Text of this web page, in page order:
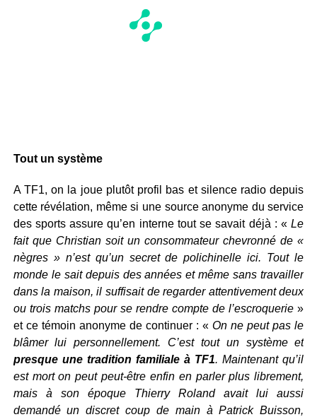
Tout un système
A TF1, on la joue plutôt profil bas et silence radio depuis
cette révélation, même si une source anonyme du service
des sports assure qu’en interne tout se savait déjà : «Le
fait que Christian soit un consommateur chevronné de «
nègres » n’est qu’un secret de polichinelle ici. Tout le
monde le sait depuis des années et même sans travailler
dans la maison, il suffisait de regarder attentivement deux
ou trois matchs pour se rendre compte de l’escroquerie »
et ce témoin anonyme de continuer : «On ne peut pas le
blâmer lui personnellement. C’est tout un système et
presque une tradition familiale à TF1. Maintenant qu’il
est mort on peut peut-être enfin en parler plus librement,
mais à son époque Thierry Roland avait lui aussi
demandé un discret coup de main à Patrick Buisson,